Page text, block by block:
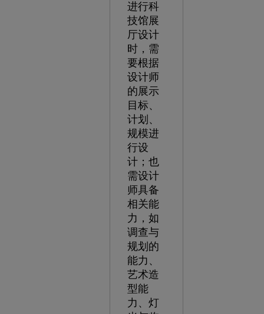
进行科
技馆展
厅设计
时，需
要根据
设计师
的展示
目标、
计划、
规模进
行设
计；也
需设计
师具备
相关能
力，如
调查与
规划的
能力、
艺术造
型能
力、灯